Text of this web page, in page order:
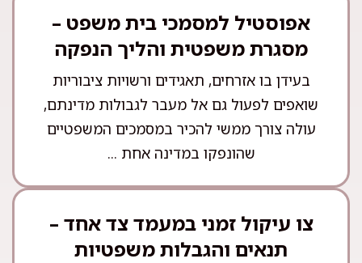
אפוסטיל למסמכי בית משפט –
מסגרת משפטית והליך הנפקה
בעידן בו אזרחים, תאגידים ורשויות ציבוריות
שואפים לפעול גם אל מעבר לגבולות מדינתם,
עולה צורך ממשי להכיר במסמכים המשפטיים
שהונפקו במדינה אחת ...
צו עיקול זמני במעמד צד אחד –
תנאים והגבלות משפטיות